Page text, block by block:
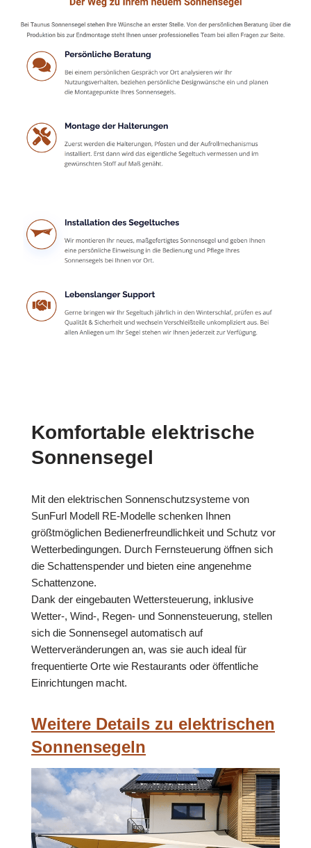
Komfortable elektrische
Sonnensegel
Mit den elektrischen Sonnenschutzsysteme von
SunFurl Modell RE-Modelle schenken Ihnen
größtmöglichen Bedienerfreundlichkeit und Schutz vor
Wetterbedingungen. Durch Fernsteuerung öffnen sich
die Schattenspender und bieten eine angenehme
Schattenzone.
Dank der eingebauten Wettersteuerung, inklusive
Wetter-, Wind-, Regen- und Sonnensteuerung, stellen
sich die Sonnensegel automatisch auf
Wetterveränderungen an, was sie auch ideal für
frequentierte Orte wie Restaurants oder öffentliche
Einrichtungen macht.
Weitere Details zu elektrischen
Sonnensegeln